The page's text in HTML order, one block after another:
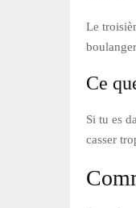
Le
Ce
Si tu es
casser